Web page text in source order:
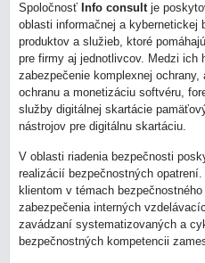
Spoločnosť Info consultje
oblasti informačnej a kybernetickej
produktov a služieb, ktoré
pre firmy aj jednotlivcov. Medzi ich
zabezpečenie komplexnej
ochranu a monetizáciu softvéru,
služby digitálnej skartácie
nástrojov pre digitálnu skartáciu.
V oblasti riadenia bezpečnosti
realizácií bezpečnostných
klientom v témach
zabezpečenia interných
zavádzaní systematizovaných a
bezpečnostných kompetencii